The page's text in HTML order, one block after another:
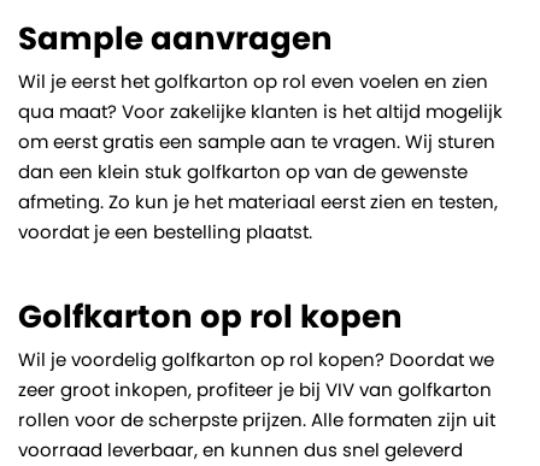
Sample aanvragen
Wil je eerst het golfkarton op rol even voelen en zien
qua maat? Voor zakelijke klanten is het altijd mogelijk
om eerst gratis een sample aan te vragen. Wij sturen
dan een klein stuk golfkarton op van de gewenste
afmeting. Zo kun je het materiaal eerst zien en testen,
voordat je een bestelling plaatst.
Golfkarton op rol kopen
Wil je voordelig golfkarton op rol kopen? Doordat we
zeer groot inkopen, profiteer je bij VIV van golfkarton
rollen voor de scherpste prijzen. Alle formaten zijn uit
voorraad leverbaar, en kunnen dus snel geleverd